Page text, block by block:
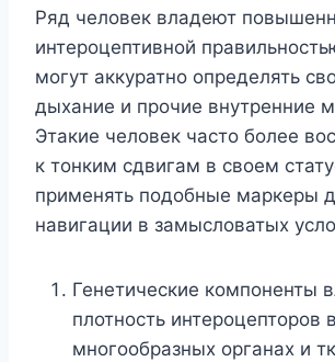
Ряд человек владеют
интероцептивной
могут аккуратно определять
дыхание и прочие внутренние
Этакие человек часто более
к тонким сдвигам в своем
применять подобные маркеры
навигации в замысловатых
Генетические компоненты
плотность интероцепторов в
многообразных органах и